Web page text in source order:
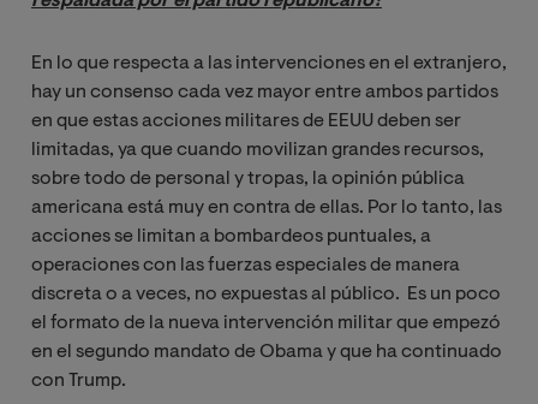
En lo que respecta a las intervenciones en el extranjero,
hay un consenso cada vez mayor entre ambos partidos
en que estas acciones militares de EEUU deben ser
limitadas, ya que cuando movilizan grandes recursos,
sobre todo de personal y tropas, la opinión pública
americana está muy en contra de ellas. Por lo tanto, las
acciones se limitan a bombardeos puntuales, a
operaciones con las fuerzas especiales de manera
discreta o a veces, no expuestas al público. Es un poco
el formato de la nueva intervención militar que empezó
en el segundo mandato de Obama y que ha continuado
con Trump.